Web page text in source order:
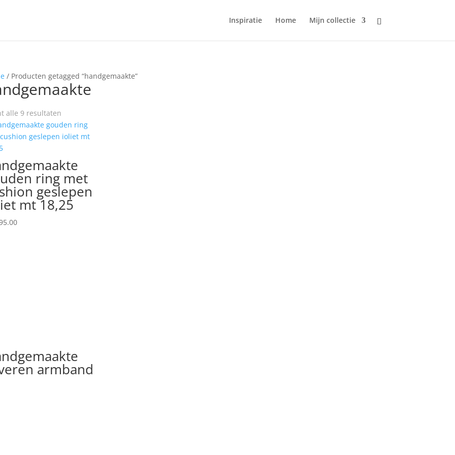
Inspiratie Home Mijn collectie
/ Producten getagged “handgemaakte”
alle 9 resultaten
ring met
geslepen
mt 18,25
armband